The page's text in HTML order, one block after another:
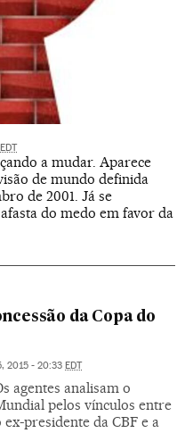
EDT
a mudar. Aparece
de mundo definida
de 2001. Já se
do medo em favor da
da Copa do
2015 - 20:33 EDT
agentes analisam o
pelos vínculos entre
ex-presidente da CBF e a